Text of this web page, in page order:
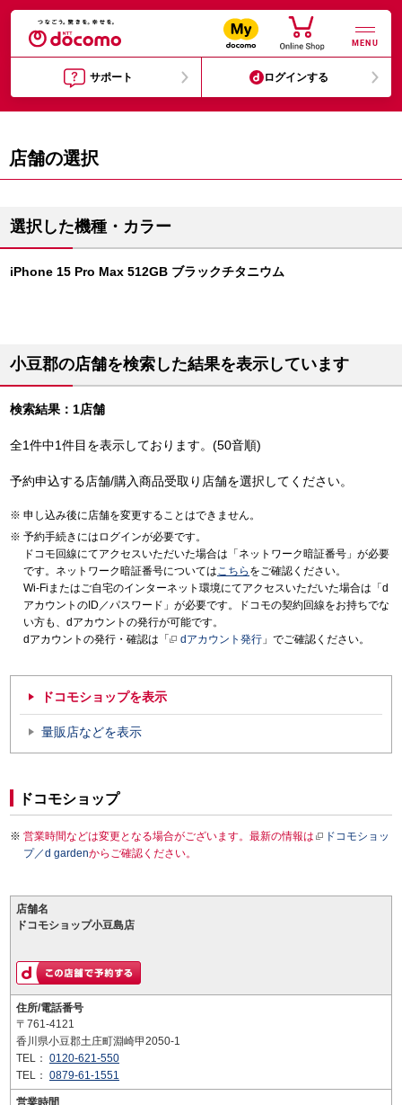
MENU
サポート ログインする
店舗の選択
選択した機種・カラー
iPhone 15 Pro Max 512GB ブラックチタニウム
小豆郡の店舗を検索した結果を表示しています
検索結果：1店舗
全1件中1件目を表示しております。(50音順)
予約申込する店舗/購入商品受取り店舗を選択してください。
申し込み後に店舗を変更することはできません。
予約手続きにはログインが必要です。
ドコモ回線にてアクセスいただいた場合は「ネットワーク暗証番号」が必要
です。ネットワーク暗証番号についてはこちら をご確認ください。
Wi-Fiまたはご自宅のインターネット環境にてアクセスいただいた場合は「d
アカウントのID／パスワード」が必要です。ドコモの契約回線をお持ちでな
い方も、dアカウントの発行が可能です。
dアカウントの発行・確認は「
dアカウント発行 」でご確認ください。
ドコモショップを表示
量販店などを表示
ドコモショップ
営業時間などは変更となる場合がございます。最新の情報は
ドコモショッ
プ／d gardenからご確認ください。
店舗名
ドコモショップ小豆島店
住所/電話番号
〒761-4121
香川県小豆郡土庄町淵崎甲2050-1
TEL： 0120-621-550
TEL： 0879-61-1551
営業時間